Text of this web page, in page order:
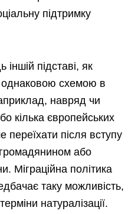
підтримку
іншій підставі, як
однаковою схемою в
навряд чи
кілька європейських
переїхати після вступу
або
Міграційна політика
таку можливість,
натуралізації.